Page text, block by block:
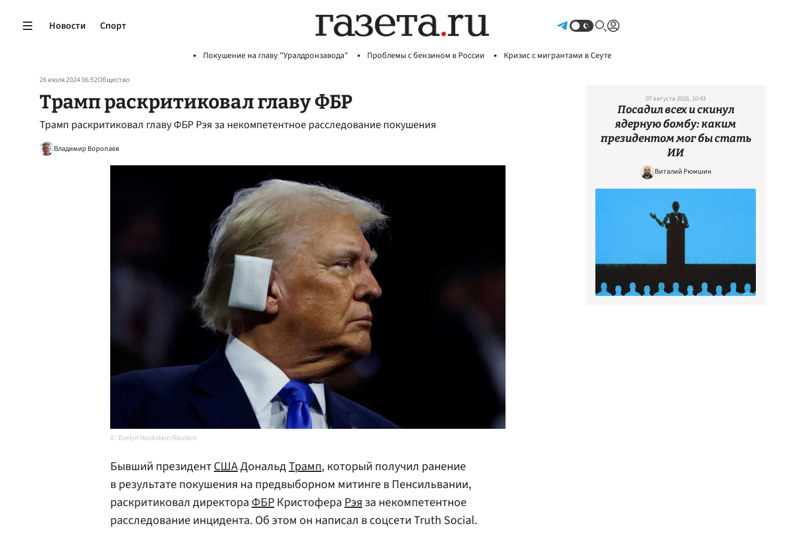
Новости Спорт
Покушение на главу "Уралдронзавода" Проблемы с бензином в России Кризис с мигрантами в Сеуте
26 июля 2024 06:52Общество
Трамп раскритиковал главу ФБР
Трамп раскритиковал главу ФБР Рэя за некомпетентное расследование покушения
Владимир Воропаев
Evelyn Hockstein/Reuters
Бывший президентСШАДональдТрамп, который получил ранение
в результате покушения на предвыборном митинге в Пенсильвании,
раскритиковал директораФБРКристофераРэяза некомпетентное
расследование инцидента. Об этом он написал в соцсети Truth Social.
07 августа 2026, 10:43
Посадил всех и скинул
ядерную бомбу: каким
президентом мог бы стать
ИИ
Виталий Рюмшин